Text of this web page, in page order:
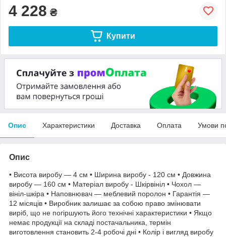
4 228 ₴
Купити
Опис Характеристики Доставка Оплата Умови
Опис
• Висота виробу — 4 см • Ширина виробу - 120 см • Довжина
виробу — 160 см • Матеріал виробу - Шкірвініл • Чохол —
вініл-шкіра • Наповнювач — меблевий поролон • Гарантія —
12 місяців • Виробник залишає за собою право змінювати
виріб, що не погіршують його технічні характеристики • Якщо
немає продукції на складі постачальника, термін
виготовлення становить 2-4 робочі дні • Колір і вигляд виробу